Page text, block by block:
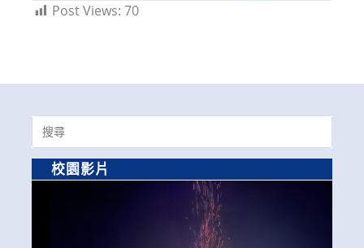
Post Views: 70
Search
for:
校園影片